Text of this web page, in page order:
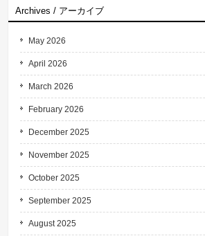
Archives / アーカイブ
May 2026
April 2026
March 2026
February 2026
December 2025
November 2025
October 2025
September 2025
August 2025